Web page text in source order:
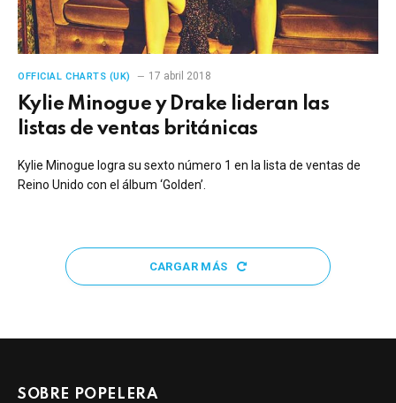
OFFICIAL CHARTS (UK) 17 abril 2018
Kylie Minogue y Drake lideran las
listas de ventas británicas
Kylie Minogue logra su sexto número 1 en la lista de ventas de
Reino Unido con el álbum ‘Golden’.
CARGAR MÁS
SOBRE POPELERA